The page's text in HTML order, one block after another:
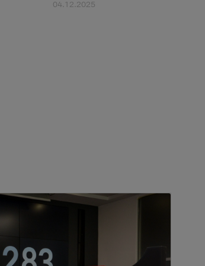
04.12.2025